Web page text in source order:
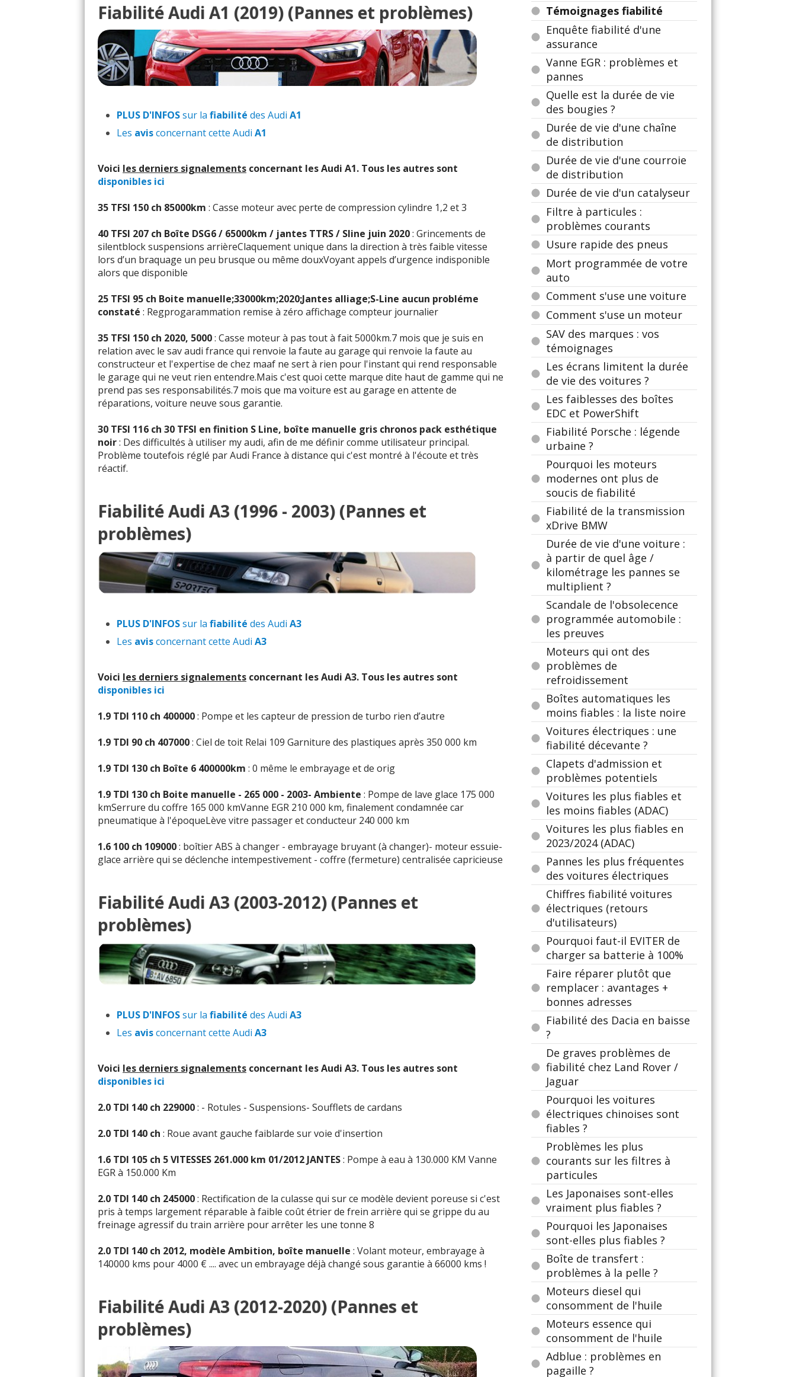
Fiabilité Audi A1 (2019) (Pannes et problèmes)
PLUS D'INFOSsur la fiabilité des Audi A1
Les avisconcernant cette Audi A1
Voici les derniers signalements concernant les Audi A1. Tous les autres sont
disponibles ici
35 TFSI 150 ch 85000km : Casse moteur avec perte de compression cylindre 1,2 et 3
40 TFSI 207 ch Boîte DSG6 / 65000km / jantes TTRS / Sline juin 2020: Grincements de
silentblock suspensions arrièreClaquement unique dans la direction à très faible vitesse
lors d’un braquage un peu brusque ou même douxVoyant appels d’urgence indisponible
alors que disponible
25 TFSI 95 ch Boite manuelle;33000km;2020;Jantes alliage;S-Line aucun probléme
constaté : Regprogarammation remise à zéro affichage compteur journalier
35 TFSI 150 ch 2020, 5000: Casse moteur à pas tout à fait 5000km.7 mois que je suis en
relation avec le sav audi france qui renvoie la faute au garage qui renvoie la faute au
constructeur et l'expertise de chez maaf ne sert à rien pour l'instant qui rend responsable
le garage qui ne veut rien entendre.Mais c'est quoi cette marque dite haut de gamme qui ne
prend pas ses responsabilités.7 mois que ma voiture est au garage en attente de
réparations, voiture neuve sous garantie.
30 TFSI 116 ch 30 TFSI en finition S Line, boîte manuelle gris chronos pack esthétique
noir: Des difficultés à utiliser my audi, afin de me définir comme utilisateur principal.
Problème toutefois réglé par Audi France à distance qui c'est montré à l'écoute et très
réactif.
Fiabilité Audi A3 (1996 - 2003) (Pannes et
problèmes)
PLUS D'INFOSsur la fiabilité des Audi A3
Les avisconcernant cette Audi A3
Voici les derniers signalements concernant les Audi A3. Tous les autres sont
disponibles ici
1.9 TDI 110 ch 400000: Pompe et les capteur de pression de turbo rien d’autre
1.9 TDI 90 ch 407000: Ciel de toit Relai 109 Garniture des plastiques après 350 000 km
1.9 TDI 130 ch Boîte 6 400000km : 0 même le embrayage et de orig
1.9 TDI 130 ch Boite manuelle - 265 000 - 2003- Ambiente : Pompe de lave glace 175 000
kmSerrure du coffre 165 000 kmVanne EGR 210 000 km, finalement condamnée car
pneumatique à l'époqueLève vitre passager et conducteur 240 000 km
1.6 100 ch 109000: boîtier ABS à changer - embrayage bruyant (à changer)- moteur essuie-
glace arrière qui se déclenche intempestivement - coffre (fermeture) centralisée capricieuse
Fiabilité Audi A3 (2003-2012) (Pannes et
problèmes)
PLUS D'INFOSsur la fiabilité des Audi A3
Les avisconcernant cette Audi A3
Voici les derniers signalements concernant les Audi A3. Tous les autres sont
disponibles ici
2.0 TDI 140 ch 229000: - Rotules - Suspensions- Soufflets de cardans
2.0 TDI 140 ch : Roue avant gauche faiblarde sur voie d'insertion
1.6 TDI 105 ch 5 VITESSES 261.000 km 01/2012 JANTES: Pompe à eau à 130.000 KM Vanne
EGR à 150.000 Km
2.0 TDI 140 ch 245000: Rectification de la culasse qui sur ce modèle devient poreuse si c'est
pris à temps largement réparable à faible coût étrier de frein arrière qui se grippe du au
freinage agressif du train arrière pour arrêter les une tonne 8
2.0 TDI 140 ch 2012, modèle Ambition, boîte manuelle : Volant moteur, embrayage à
140000 kms pour 4000 € .... avec un embrayage déjà changé sous garantie à 66000 kms !
Fiabilité Audi A3 (2012-2020) (Pannes et
problèmes)
Témoignages fiabilité
Enquête fiabilité d'une
assurance
Vanne EGR : problèmes et
pannes
Quelle est la durée de vie
des bougies ?
Durée de vie d'une chaîne
de distribution
Durée de vie d'une courroie
de distribution
Durée de vie d'un catalyseur
Filtre à particules :
problèmes courants
Usure rapide des pneus
Mort programmée de votre
auto
Comment s'use une voiture
Comment s'use un moteur
SAV des marques : vos
témoignages
Les écrans limitent la durée
de vie des voitures ?
Les faiblesses des boîtes
EDC et PowerShift
Fiabilité Porsche : légende
urbaine ?
Pourquoi les moteurs
modernes ont plus de
soucis de fiabilité
Fiabilité de la transmission
xDrive BMW
Durée de vie d'une voiture :
à partir de quel âge /
kilométrage les pannes se
multiplient ?
Scandale de l'obsolecence
programmée automobile :
les preuves
Moteurs qui ont des
problèmes de
refroidissement
Boîtes automatiques les
moins fiables : la liste noire
Voitures électriques : une
fiabilité décevante ?
Clapets d'admission et
problèmes potentiels
Voitures les plus fiables et
les moins fiables (ADAC)
Voitures les plus fiables en
2023/2024 (ADAC)
Pannes les plus fréquentes
des voitures électriques
Chiffres fiabilité voitures
électriques (retours
d'utilisateurs)
Pourquoi faut-il EVITER de
charger sa batterie à 100%
Faire réparer plutôt que
remplacer : avantages +
bonnes adresses
Fiabilité des Dacia en baisse
?
De graves problèmes de
fiabilité chez Land Rover /
Jaguar
Pourquoi les voitures
électriques chinoises sont
fiables ?
Problèmes les plus
courants sur les filtres à
particules
Les Japonaises sont-elles
vraiment plus fiables ?
Pourquoi les Japonaises
sont-elles plus fiables ?
Boîte de transfert :
problèmes à la pelle ?
Moteurs diesel qui
consomment de l'huile
Moteurs essence qui
consomment de l'huile
Adblue : problèmes en
pagaille ?